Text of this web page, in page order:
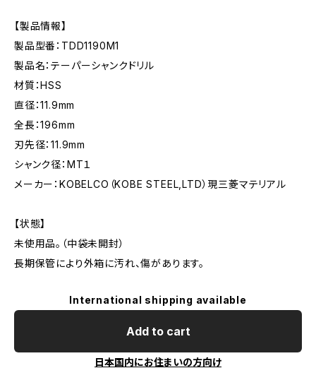
【製品情報】
製品型番：TDD1190M1
製品名：テーパーシャンクドリル
材質：HSS
直径：11.9mm
全長：196mm
刃先径：11.9mm
シャンク径：MT１
メーカー：KOBELCO（KOBE STEEL,LTD）現三菱マテリアル
【状態】
未使用品。（中袋未開封）
長期保管により外箱に汚れ、傷があります。
International shipping available
Add to cart
日本国内にお住まいの方向け